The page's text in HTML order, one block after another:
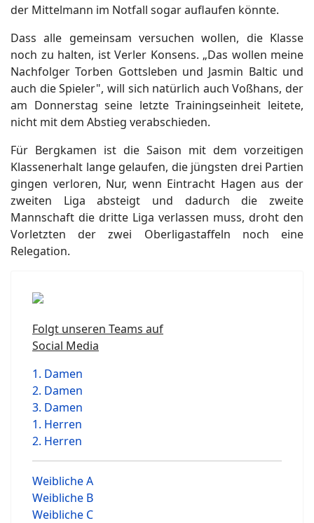
der Mittelmann im Notfall sogar auflaufen könnte.
Dass alle gemeinsam versuchen wollen, die Klasse
noch zu halten, ist Verler Konsens. „Das wollen meine
Nachfolger Torben Gottsleben und Jasmin Baltic und
auch die Spieler", will sich natürlich auch Voßhans, der
am Donnerstag seine letzte Trainingseinheit leitete,
nicht mit dem Abstieg verabschieden.
Für Bergkamen ist die Saison mit dem vorzeitigen
Klassenerhalt lange gelaufen, die jüngsten drei Partien
gingen verloren, Nur, wenn Eintracht Hagen aus der
zweiten Liga absteigt und dadurch die zweite
Mannschaft die dritte Liga verlassen muss, droht den
Vorletzten der zwei Oberligastaffeln noch eine
Relegation.
Folgt unseren Teams auf
Social Media
1. Damen
2. Damen
3. Damen
1. Herren
2. Herren
Weibliche A
Weibliche B
Weibliche C